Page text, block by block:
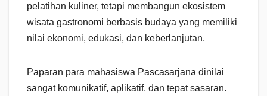
pelatihan kuliner, tetapi membangun ekosistem
wisata gastronomi berbasis budaya yang memiliki
nilai ekonomi, edukasi, dan keberlanjutan.
Paparan para mahasiswa Pascasarjana dinilai
sangat komunikatif, aplikatif, dan tepat sasaran.